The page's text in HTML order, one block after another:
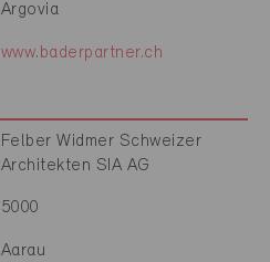
Argovia
www.baderpartner.ch
Felber Widmer Schweizer
Architekten SIA AG
5000
Aarau